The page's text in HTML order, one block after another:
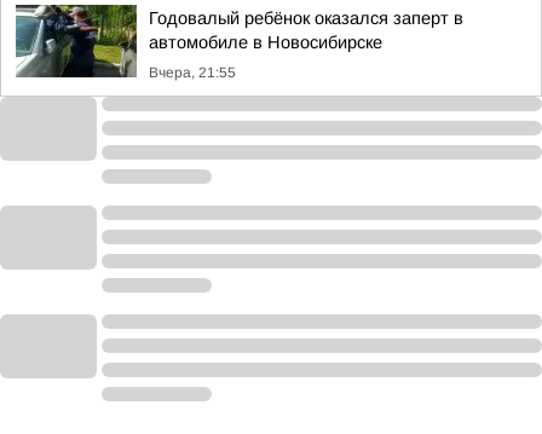
Годовалый ребёнок оказался заперт в
автомобиле в Новосибирске
Вчера, 21:55